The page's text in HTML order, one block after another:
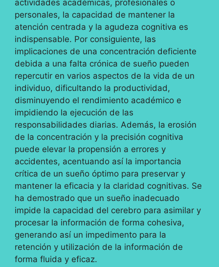
actividades académicas, profesionales o
personales, la capacidad de mantener la
atención centrada y la agudeza cognitiva es
indispensable. Por consiguiente, las
implicaciones de una concentración deficiente
debida a una falta crónica de sueño pueden
repercutir en varios aspectos de la vida de un
individuo, dificultando la productividad,
disminuyendo el rendimiento académico e
impidiendo la ejecución de las
responsabilidades diarias. Además, la erosión
de la concentración y la precisión cognitiva
puede elevar la propensión a errores y
accidentes, acentuando así la importancia
crítica de un sueño óptimo para preservar y
mantener la eficacia y la claridad cognitivas. Se
ha demostrado que un sueño inadecuado
impide la capacidad del cerebro para asimilar y
procesar la información de forma cohesiva,
generando así un impedimento para la
retención y utilización de la información de
forma fluida y eficaz.